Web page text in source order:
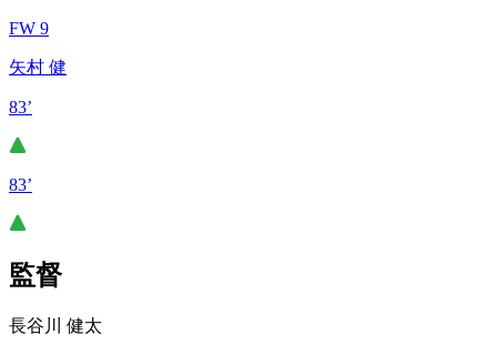
FW 9
矢村 健
83’
83’
監督
長谷川 健太